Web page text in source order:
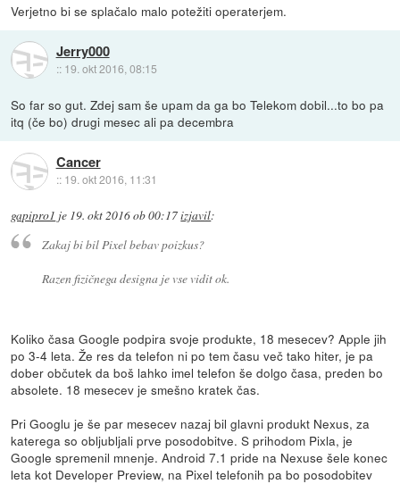
Verjetno bi se splačalo malo potežiti operaterjem.
Jerry000
:: 19. okt 2016, 08:15
So far so gut. Zdej sam še upam da ga bo Telekom dobil...to bo pa
itq (če bo) drugi mesec ali pa decembra
Cancer
:: 19. okt 2016, 11:31
gapipro1 je 19. okt 2016 ob 00:17izjavil:
Zakaj bi bil Pixel bebav poizkus?
Razen fizičnega designa je vse vidit ok.
Koliko časa Google podpira svoje produkte, 18 mesecev? Apple jih
po 3-4 leta. Že res da telefon ni po tem času več tako hiter, je pa
dober občutek da boš lahko imel telefon še dolgo časa, preden bo
absolete. 18 mesecev je smešno kratek čas.
Pri Googlu je še par mesecev nazaj bil glavni produkt Nexus, za
katerega so obljubljali prve posodobitve. S prihodom Pixla, je
Google spremenil mnenje. Android 7.1 pride na Nexuse šele konec
leta kot Developer Preview, na Pixel telefonih pa bo posodobitev